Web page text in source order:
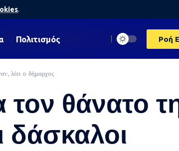
.
Πολιτισμός Ροή
λέει ο δήμαρχος
θάνατο
δάσκαλοι